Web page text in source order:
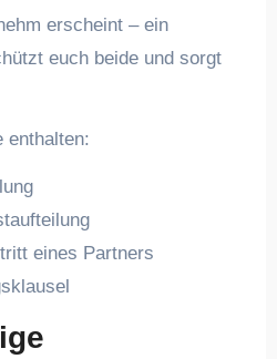
erscheint – ein
euch beide und sorgt
enthalten:
eines Partners